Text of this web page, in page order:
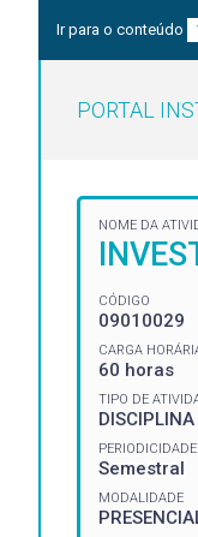
Ir para o conteúdo
PORTAL
NOME DA
CÓDIGO
09010029
CARGA
60 horas
TIPO DE
DISCIPLINA
PERIODICIDADE
Semestral
MODALIDADE